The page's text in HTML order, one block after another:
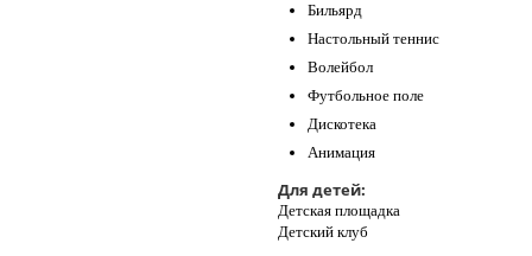
Бильярд
Настольный теннис
Волейбол
Футбольное поле
Дискотека
Анимация
Для детей:
Детская площадка
Детский клуб